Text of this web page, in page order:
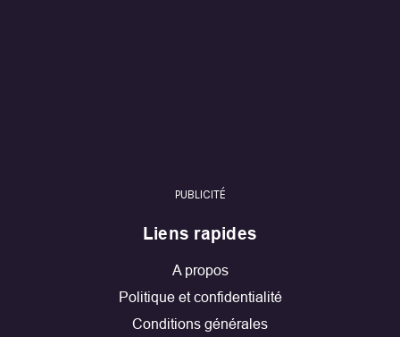
PUBLICITÉ
Liens rapides
A propos
Politique et confidentialité
Conditions générales